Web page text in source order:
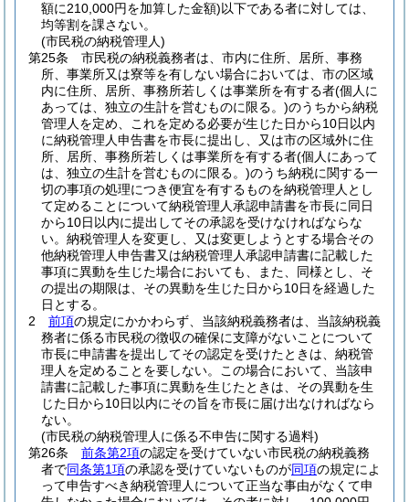
額に210,000円を加算した金額)以下である者に対しては、
均等割を課さない。
(市民税の納税管理人)
第25条
市民税の納税義務者は、市内に住所、居所、事務
所、事業所又は寮等を有しない場合においては、市の区域
内に住所、居所、事務所若しくは事業所を有する者(個人に
あっては、独立の生計を営むものに限る。)のうちから納税
管理人を定め、これを定める必要が生じた日から10日以内
に納税管理人申告書を市長に提出し、又は市の区域外に住
所、居所、事務所若しくは事業所を有する者(個人にあって
は、独立の生計を営むものに限る。)のうち納税に関する一
切の事項の処理につき便宜を有するものを納税管理人とし
て定めることについて納税管理人承認申請書を市長に同日
から10日以内に提出してその承認を受けなければならな
い。 納税管理人を変更し、又は変更しようとする場合その
他納税管理人申告書又は納税管理人承認申請書に記載した
事項に異動を生じた場合においても、また、同様とし、そ
の提出の期限は、その異動を生じた日から10日を経過した
日とする。
2
前項の規定にかかわらず、当該納税義務者は、当該納税義
務者に係る市民税の徴収の確保に支障がないことについて
市長に申請書を提出してその認定を受けたときは、納税管
理人を定めることを要しない。
この場合において、当該申
請書に記載した事項に異動を生じたときは、その異動を生
じた日から10日以内にその旨を市長に届け出なければなら
ない。
(市民税の納税管理人に係る不申告に関する過料)
第26条
前条第2項の認定を受けていない市民税の納税義務
者で同条第1項の承認を受けていないものが同項の規定によ
って申告すべき納税管理人について正当な事由がなくて申